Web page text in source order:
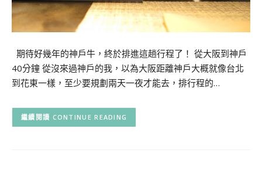
期待好幾年的神戶牛，終於排進這趟行程了！ 從大阪到神戶
40分鐘 從沒來過神戶的我，以為大阪距離神戶大概就像台北
到花東一樣，至少要規劃兩天一夜才能去，排行程的…
CONTINUE READING